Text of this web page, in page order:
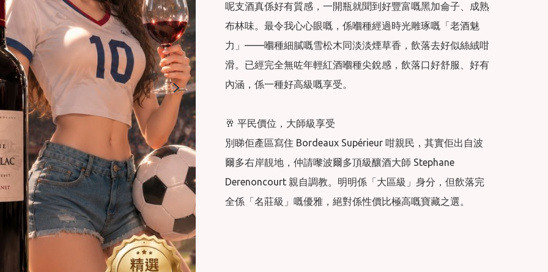
呢支酒真係好有質感，一開瓶就聞到好豐富嘅黑加侖子、成熟
布林味。最令我心心眼嘅，係嗰種經過時光雕琢嘅「老酒魅
力」——嗰種細膩嘅雪松木同淡淡煙草香，飲落去好似絲絨咁
滑。已經完全無咗年輕紅酒嗰種尖銳感，飲落口好舒服、好有
內涵，係一種好高級嘅享受。
🥂 平民價位，大師級享受
別睇佢產區寫住 Bordeaux Supérieur 咁親民，其實佢出自波
爾多右岸靚地，仲請嚟波爾多頂級釀酒大師 Stephane
Derenoncourt 親自調教。明明係「大區級」身分，但飲落完
全係「名莊級」嘅優雅，絕對係性價比極高嘅寶藏之選。